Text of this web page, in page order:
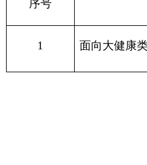
序号
1 面向大健康